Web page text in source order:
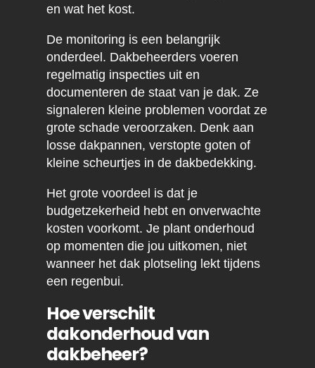
en wat het kost.
De monitoring is een belangrijk
onderdeel. Dakbeheerders voeren
regelmatig inspecties uit en
documenteren de staat van je dak. Ze
signaleren kleine problemen voordat ze
grote schade veroorzaken. Denk aan
losse dakpannen, verstopte goten of
kleine scheurtjes in de dakbedekking.
Het grote voordeel is dat je
budgetzekerheid hebt en onverwachte
kosten voorkomt. Je plant onderhoud
op momenten die jou uitkomen, niet
wanneer het dak plotseling lekt tijdens
een regenbui.
Hoe verschilt
dakonderhoud van
dakbeheer?